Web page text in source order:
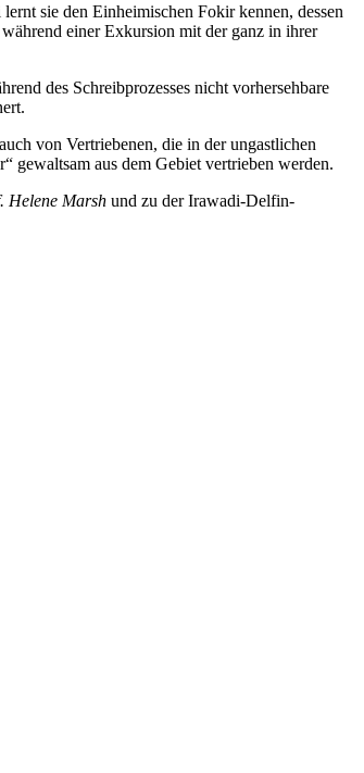
sie den Einheimischen Fokir kennen, dessen
einer Exkursion mit der ganz in ihrer
des Schreibprozesses nicht vorhersehbare
von Vertriebenen, die in der ungastlichen
gewaltsam aus dem Gebiet vertrieben werden.
Helene Marsh und zu der Irawadi-Delfin-